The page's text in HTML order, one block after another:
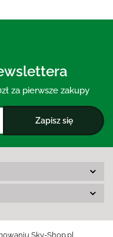
za pierwsze zakupy
Sky-Shop.pl